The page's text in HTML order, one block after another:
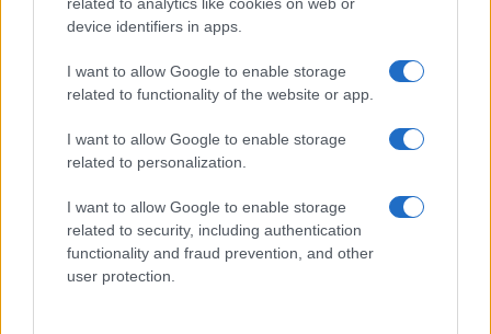
device identifiers in apps.
I want to allow Google to enable storage
related to functionality of the website or app.
I want to allow Google to enable storage
related to personalization.
I want to allow Google to enable storage
related to security, including authentication
functionality and fraud prevention, and other
user protection.